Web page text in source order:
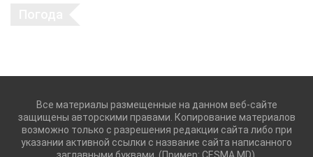
Все материалы размещенные на данном веб-сайте
защищены авторскими правами. Копирование материалов
возможно только с разрешения редакции сайта либо при
указании активной ссылки с название сайта написанного